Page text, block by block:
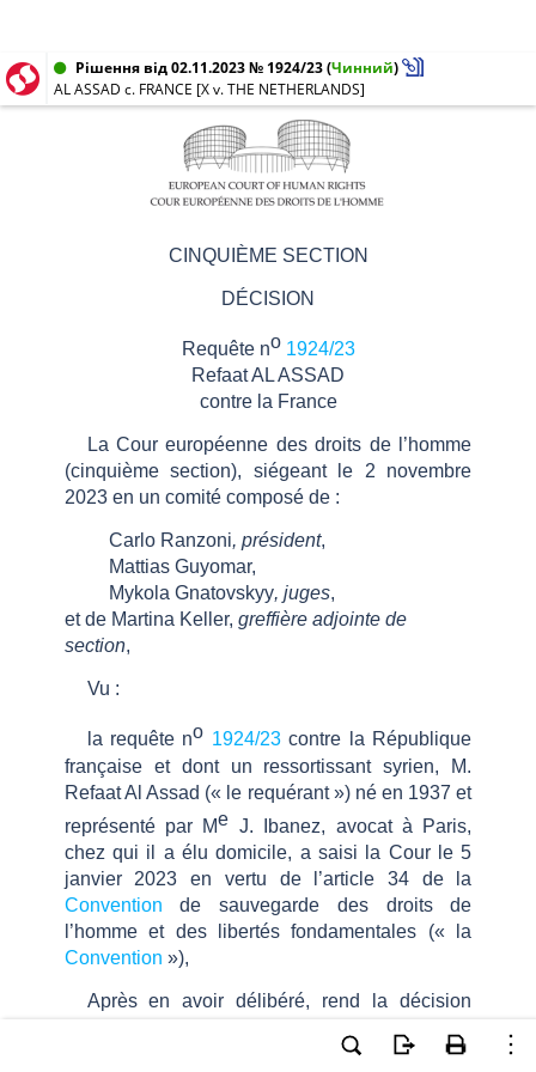
Рішення від 02.11.2023 № 1924/23(Чинний)
AL ASSAD c. FRANCE [X v. THE NETHERLANDS]
CINQUIÈME SECTION
DÉCISION
Requête no 1924/23
Refaat AL ASSAD
contre la France
La Cour européenne des droits de l’homme
(cinquième section), siégeant le 2 novembre
2023 en un comité composé de :
Carlo Ranzoni, président,
Mattias Guyomar,
Mykola Gnatovskyy, juges,
et de Martina Keller, greffière adjointe de
section,
Vu :
la requête no 1924/23contre la République
française et dont un ressortissant syrien, M.
Refaat Al Assad (« le requérant ») né en 1937 et
représenté par Me J. Ibanez, avocat à Paris,
chez qui il a élu domicile, a saisi la Cour le 5
janvier 2023
en vertu de l’article
34 de la
Convention de sauvegarde des droits de
l’homme et des libertés fondamentales («
la
Convention »),
Après en avoir délibéré, rend la décision